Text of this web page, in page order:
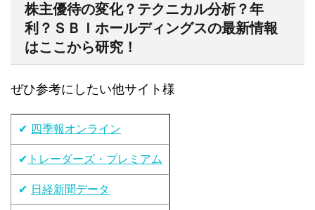
株主優待の変化？テクニカル分析？年
利？ＳＢＩホールディングスの最新情報
はここから研究！
ぜひ参考にしたい他サイト様
✔ 四季報オンライン
✔ トレーダーズ・プレミアム
✔ 日経新聞データ